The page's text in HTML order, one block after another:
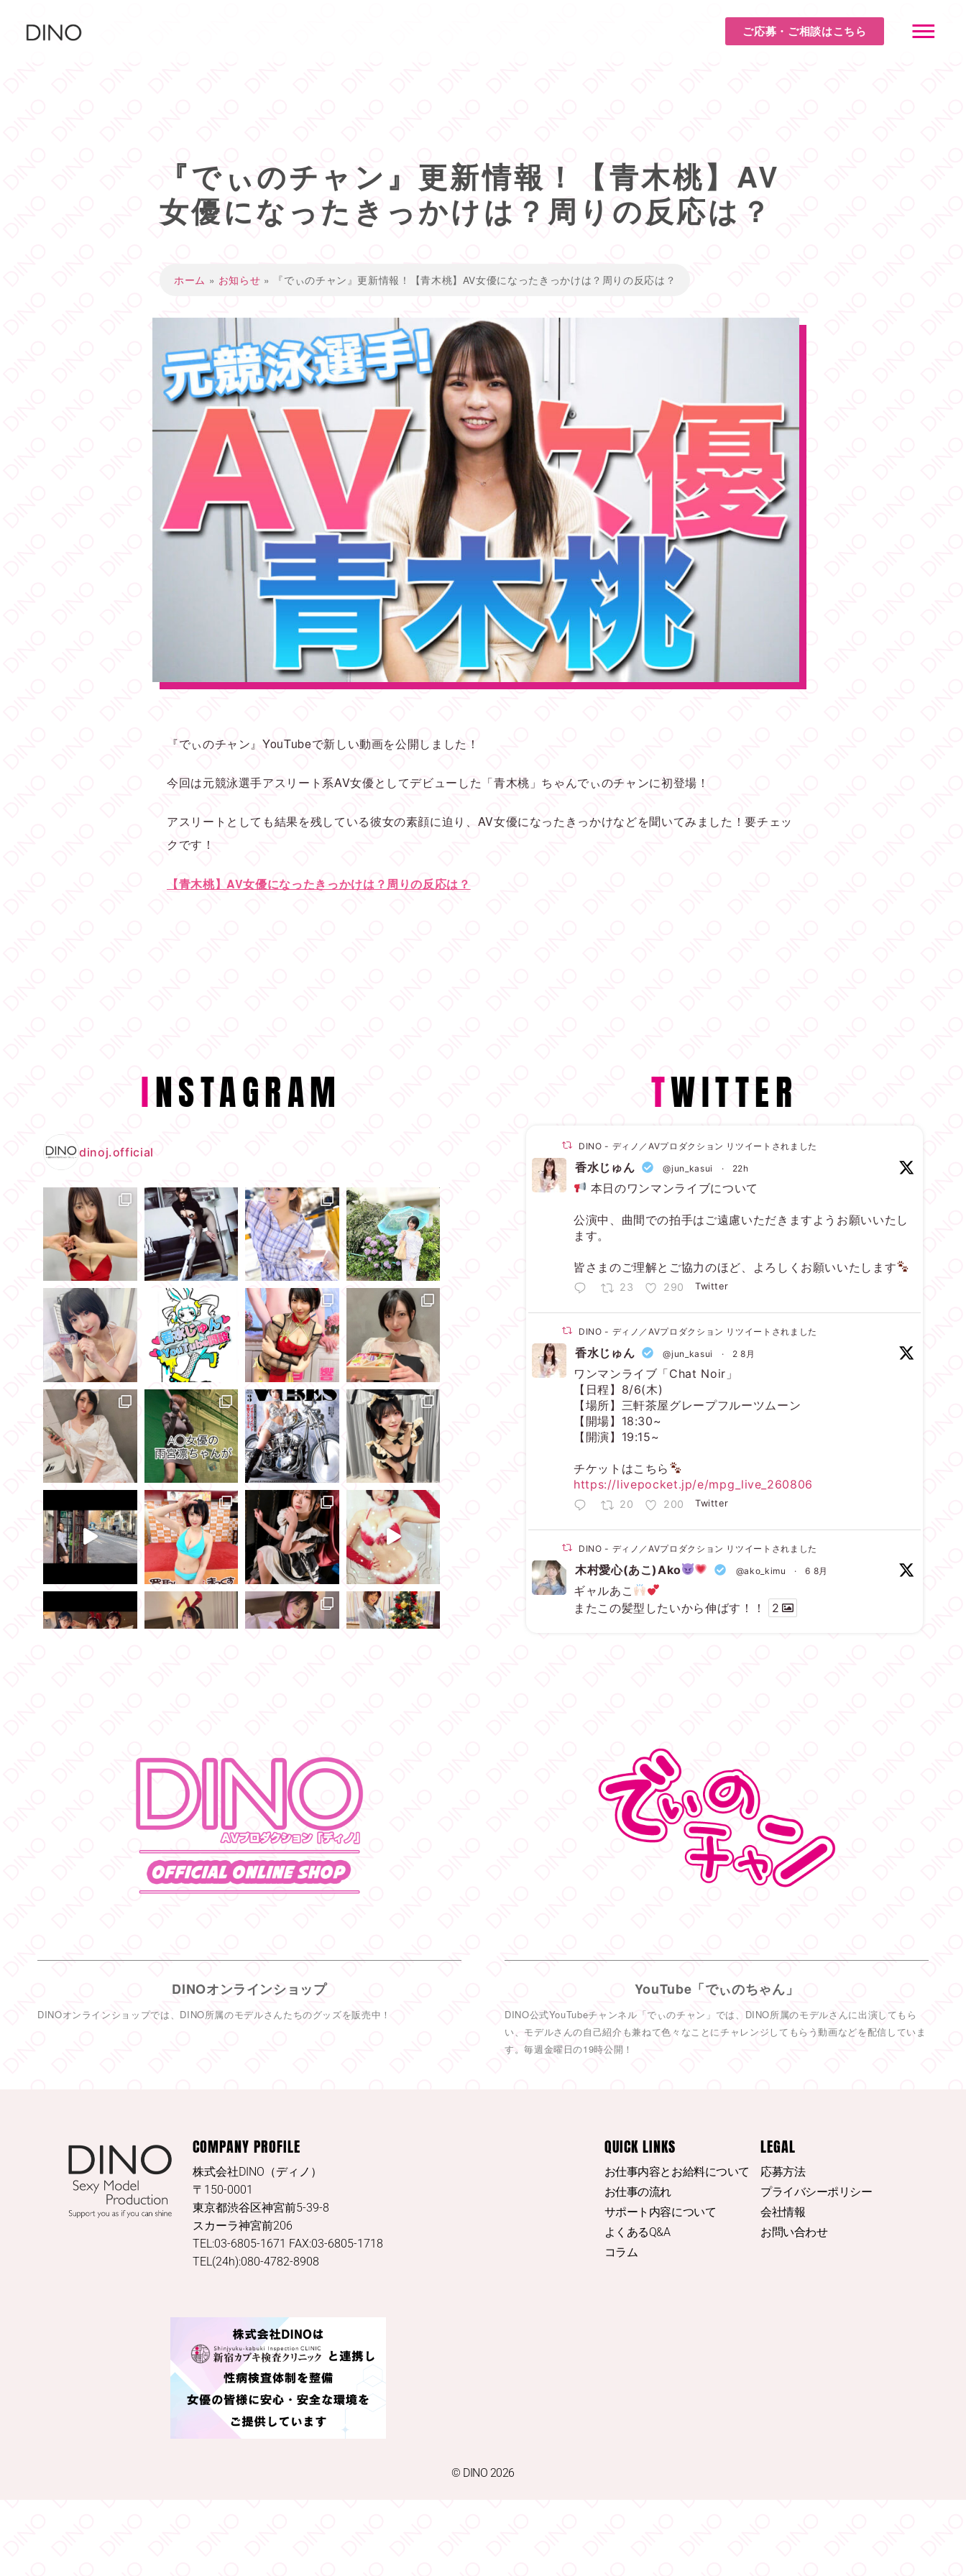
ご応募・ご相談はこちら
『でぃのチャン』更新情報！【青木桃】AV
女優になったきっかけは？周りの反応は？
ホーム » お知らせ » 『でぃのチャン』更新情報！【青木桃】AV女優になったきっかけは？周りの反応は？
『でぃのチャン』YouTubeで新しい動画を公開しました！
今回は元競泳選手アスリート系AV女優としてデビューした「青木桃」ちゃんでぃのチャンに初登場！
アスリートとしても結果を残している彼女の素顔に迫り、AV女優になったきっかけなどを聞いてみました！要チェッ
クです！
【青木桃】AV女優になったきっかけは？周りの反応は？
INSTAGRAM
dinoj.official
TWITTER
DINO - ディノ／AVプロダクション リツイートされました
香水じゅん @jun_kasui · 22h
本日のワンマンライブについて
公演中、曲間での拍手はご遠慮いただきますようお願いいたし
ます。
皆さまのご理解とご協力のほど、よろしくお願いいたします
23 290 Twitter
DINO - ディノ／AVプロダクション リツイートされました
香水じゅん @jun_kasui · 2 8月
ワンマンライブ「Chat Noir」
【日程】8/6(木)
【場所】三軒茶屋グレープフルーツムーン
【開場】18:30~
【開演】19:15~
チケットはこちら
https://livepocket.jp/e/mpg_live_260806
20 200 Twitter
DINO - ディノ／AVプロダクション リツイートされました
木村愛心(あこ)Ako @ako_kimu · 6 8月
ギャルあこ
またこの髪型したいから伸ばす！！
2
238 6366 Twitter
今日の昼メシ
岩下の新生姜おにぎり
うまうま
317 9243 Twitter
DINO - ディノ／AVプロダクション リツイートされました
神喜ミア（こうきみあ） @miamia_nyann ·
昨日はありがとうございました
新作VRよろしくね
65 2274
DINOオンラインショップ
DINOオンラインショップでは、DINO所属のモデルさんたちのグッズを販売中！
YouTube「でぃのちゃん」
DINO公式YouTubeチャンネル「でぃのチャン」では、DINO所属のモデルさんに出演してもら
い、モデルさんの自己紹介も兼ねて色々なことにチャレンジしてもらう動画などを配信していま
す。毎週金曜日の19時公開！
COMPANY PROFILE
株式会社DINO（ディノ）
〒150-0001
東京都渋谷区神宮前5-39-8
スカーラ神宮前206
TEL:03-6805-1671 FAX:03-6805-1718
TEL(24h):080-4782-8908
QUICK LINKS
お仕事内容とお給料について
お仕事の流れ
サポート内容について
よくあるQ&A
コラム
LEGAL
応募方法
プライバシーポリシー
会社情報
お問い合わせ
© DINO 2026